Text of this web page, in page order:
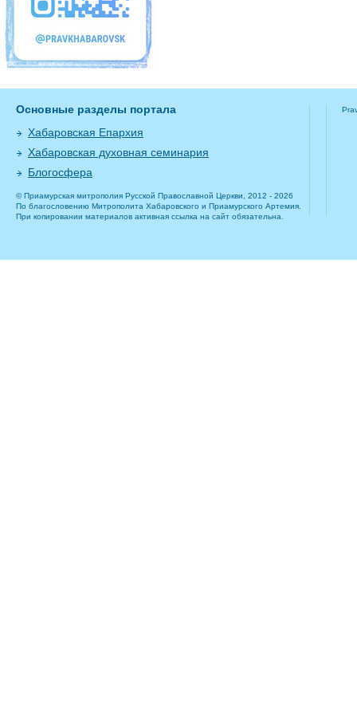
Основные разделы портала
Хабаровская Епархия
Хабаровская духовная семинария
Блогосфера
© Приамурская митрополия Русской Православной Церкви, 2012 - 2026
По благословению Митрополита Хабаровского и Приамурского Артемия.
При копировании материалов активная ссылка на сайт обязательна.